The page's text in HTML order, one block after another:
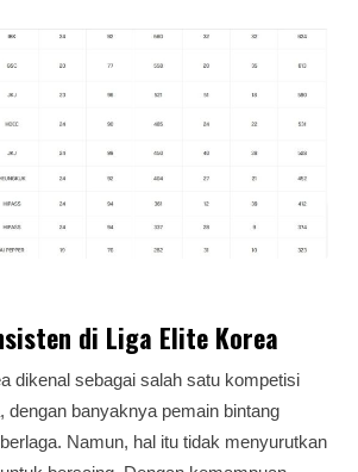
di Liga Elite Korea
dikenal sebagai salah satu kompetisi
dengan banyaknya pemain bintang
Namun, hal itu tidak menyurutkan